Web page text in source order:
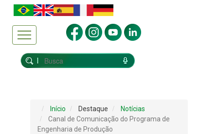
Início Destaque
Notícias
Canal de Comunicação do Programa de
Engenharia de Produção